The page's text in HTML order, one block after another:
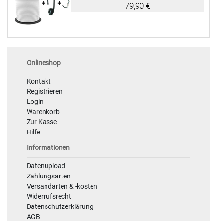
79,90 €
Onlineshop
Kontakt
Registrieren
Login
Warenkorb
Zur Kasse
Hilfe
Informationen
Datenupload
Zahlungsarten
Versandarten & -kosten
Widerrufsrecht
Datenschutzerklärung
AGB